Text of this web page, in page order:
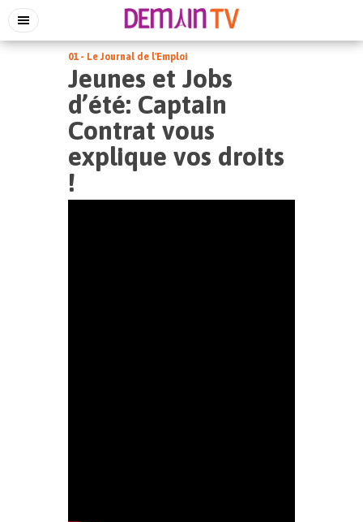
01 - Le Journal de l'Emploi
Jeunes et Jobs
d’été: Captain
Contrat vous
explique vos droits
!